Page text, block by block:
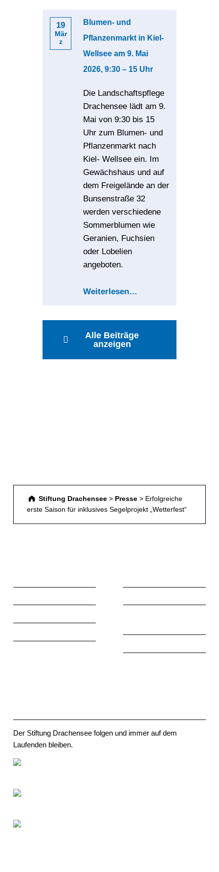
19
Mär
z
Blumen- und
Pflanzenmarkt in Kiel-
Wellsee am 9. Mai
2026, 9:30 – 15 Uhr
Die Landschaftspflege
Drachensee lädt am 9.
Mai von 9:30 bis 15
Uhr zum Blumen- und
Pflanzenmarkt nach
Kiel- Wellsee ein. Im
Gewächshaus und auf
dem Freigelände an der
Bunsenstraße 32
werden verschiedene
Sommerblumen wie
Geranien, Fuchsien
oder Lobelien
angeboten.
Weiterlesen…
Alle Beiträge
anzeigen
Stiftung Drachensee > Presse > Erfolgreiche
erste Saison für inklusives Segelprojekt „Wetterfest“
Der Stiftung Drachensee folgen und immer auf dem
Laufenden bleiben.